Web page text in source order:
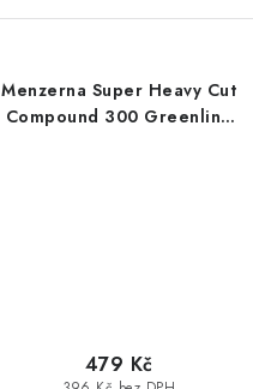
Menzerna Super Heavy Cut
Compound 300 Greenline
479 Kč